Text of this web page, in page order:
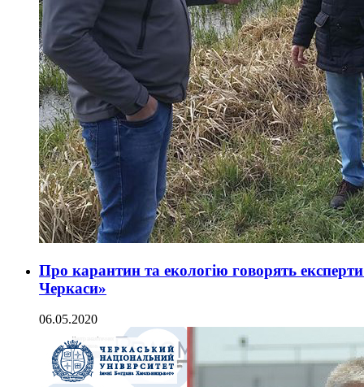
Про карантин та екологію говорять
Черкаси»
06.05.2020